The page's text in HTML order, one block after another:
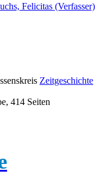
Felicitas (Verfasser)
Zeitgeschichte
414 Seiten